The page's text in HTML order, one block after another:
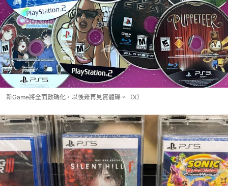
新Game將全面數碼化，以後難再見實體碟。（X）